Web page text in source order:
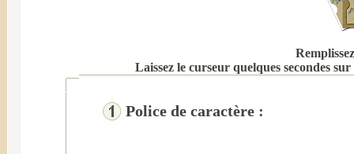
Laissez le curseur quelques secondes
Police de caractère :